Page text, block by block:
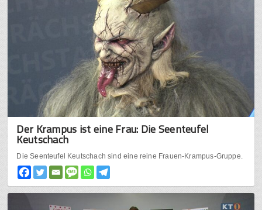
Der Krampus ist eine Frau: Die Seenteufel
Keutschach
Die Seenteufel Keutschach sind eine reine Frauen-Krampus-Gruppe.